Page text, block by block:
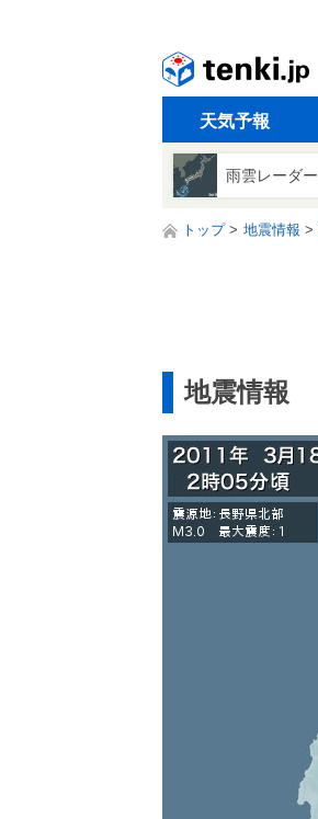
天気予報
雨雲レーダー
トップ 地震情報
地震情報